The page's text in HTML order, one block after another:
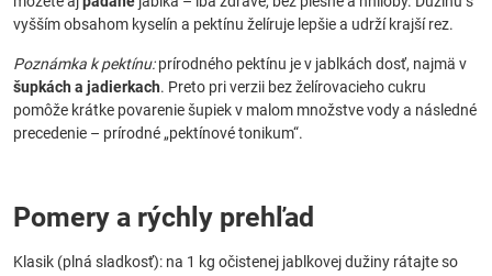
vyšším obsahom kyselín a pektínu želíruje lepšie a udrží krajší rez.
Poznámka k pektínu:prírodného pektínu je v jablkách dosť, najmä v
šupkách a jadierkach. Preto pri verzii bez želírovacieho cukru
pomôže krátke povarenie šupiek v malom množstve vody a následné
precedenie – prírodné „pektínové tonikum“.
Pomery a rýchly prehľad
Klasik (plná sladkosť): na 1 kg očistenej jablkovej dužiny rátajte so